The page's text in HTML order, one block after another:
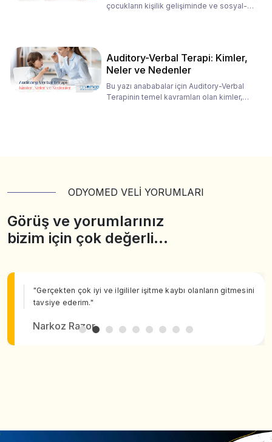
çocukların kişilik gelişiminde ve sosyal-
Auditory-Verbal Terapi: Kimler,
Neler ve Nedenler
Bu yazı anababalar için Auditory-Verbal
Terapinin temel kavramları olan kimler,
ODYOMED VELİ YORUMLARI
Görüş ve yorumlarınız
bizim için çok değerli…
"Gerçekten çok iyi ve ilgililer işitme kaybı olanların gitmesini
tavsiye ederim."
Narkoz Razor